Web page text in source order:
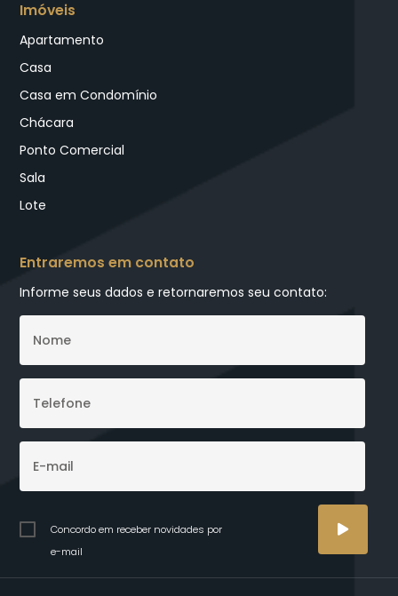
Imóveis
Apartamento
Casa
Casa em Condomínio
Chácara
Ponto Comercial
Sala
Lote
Entraremos em contato
Informe seus dados e retornaremos seu contato:
Concordo em receber novidades por
e-mail